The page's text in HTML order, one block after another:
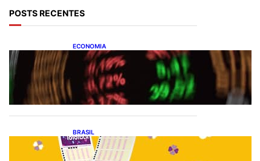
POSTS RECENTES
ECONOMIA
Ibovespa fecha último
pregão aos 172.494 pontos
BRASIL
Resultado da lotofácil 3756:
sorteio de sexta-feira